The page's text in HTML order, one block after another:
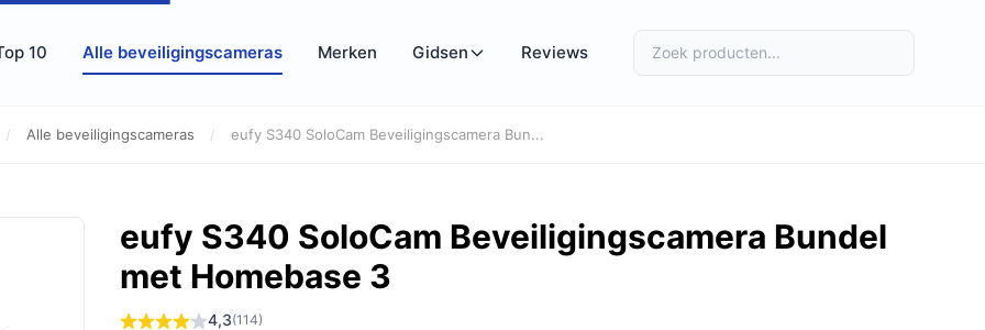
10 Alle beveiligingscameras Merken Gidsen Reviews
/ Alle beveiligingscameras / eufy S340 SoloCam Beveiligingscamera Bun...
eufy S340 SoloCam Beveiligingscamera Bundel
met Homebase 3
4,3(114)